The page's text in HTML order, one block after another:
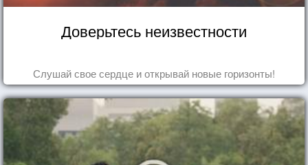
Доверьтесь неизвестности
Слушай свое сердце и открывай новые горизонты!